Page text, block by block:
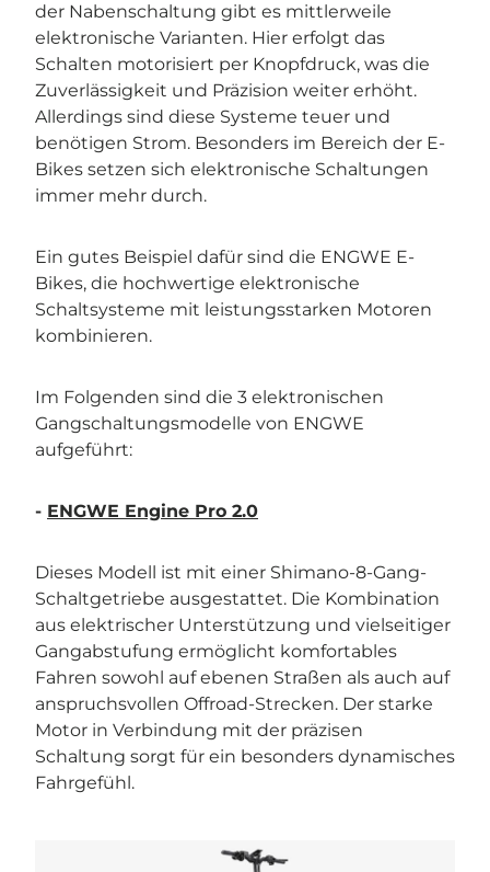
der Nabenschaltung gibt es mittlerweile
elektronische Varianten. Hier erfolgt das
Schalten motorisiert per Knopfdruck, was die
Zuverlässigkeit und Präzision weiter erhöht.
Allerdings sind diese Systeme teuer und
benötigen Strom. Besonders im Bereich der E-
Bikes setzen sich elektronische Schaltungen
immer mehr durch.
Ein gutes Beispiel dafür sind die ENGWE E-
Bikes, die hochwertige elektronische
Schaltsysteme mit leistungsstarken Motoren
kombinieren.
Im Folgenden sind die 3 elektronischen
Gangschaltungsmodelle von ENGWE
aufgeführt:
- ENGWE Engine Pro 2.0
Dieses Modell ist mit einer Shimano-8-Gang-
Schaltgetriebe ausgestattet. Die Kombination
aus elektrischer Unterstützung und vielseitiger
Gangabstufung ermöglicht komfortables
Fahren sowohl auf ebenen Straßen als auch auf
anspruchsvollen Offroad-Strecken. Der starke
Motor in Verbindung mit der präzisen
Schaltung sorgt für ein besonders dynamisches
Fahrgefühl.